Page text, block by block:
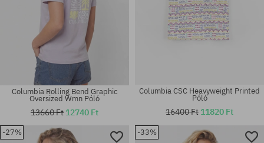
Elérhető méretek:
Elérhető méretek:
Columbia Rolling Bend Graphic
Oversized Wmn Póló
13660 Ft 12740 Ft
Columbia CSC Heavyweight Printed
Póló
16400 Ft 11820 Ft
-27% -33%